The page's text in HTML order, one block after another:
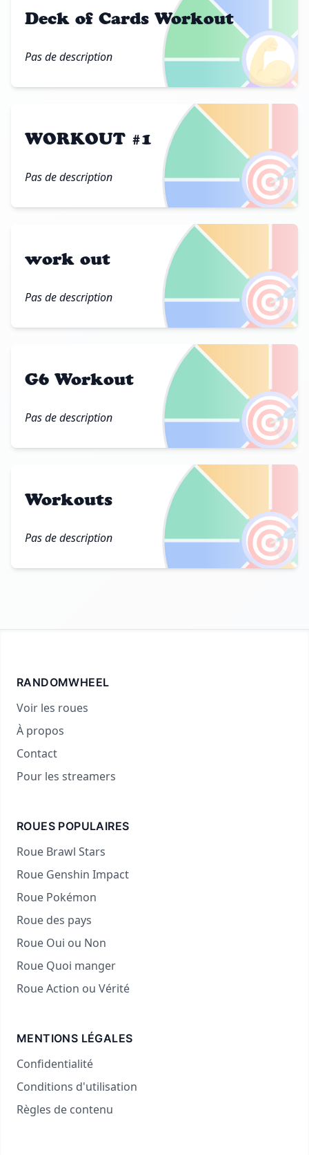
💪
Deck of Cards Workout
Pas de description
🎯
WORKOUT #1
Pas de description
🎯
work out
Pas de description
🎯
G6 Workout
Pas de description
🎯
Workouts
Pas de description
RANDOMWHEEL
Voir les roues
À propos
Contact
Pour les streamers
ROUES POPULAIRES
Roue Brawl Stars
Roue Genshin Impact
Roue Pokémon
Roue des pays
Roue Oui ou Non
Roue Quoi manger
Roue Action ou Vérité
MENTIONS LÉGALES
Confidentialité
Conditions d'utilisation
Règles de contenu